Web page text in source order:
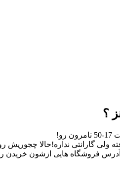
؟
ولی گارانتی نداره!حالا چجوریش
فروشگاه هایی ازشون خریدن رو